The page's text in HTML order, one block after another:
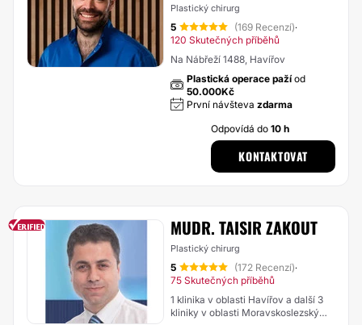
Plastický chirurg
5 (169 Recenzí)·
120 Skutečných příběhů
Na Nábřeží 1488, Havířov
Plastická operace pažíod
50.000Kč
První návšteva zdarma
Odpovídá do10 h
KONTAKTOVAT
MUDR. TAISIR ZAKOUT
Plastický chirurg
5 (172 Recenzí)·
75 Skutečných příběhů
1 klinika v oblasti Havířov a další 3
kliniky v oblasti Moravskoslezský